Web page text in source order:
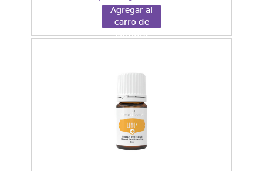
Agregar al
carro de
compra